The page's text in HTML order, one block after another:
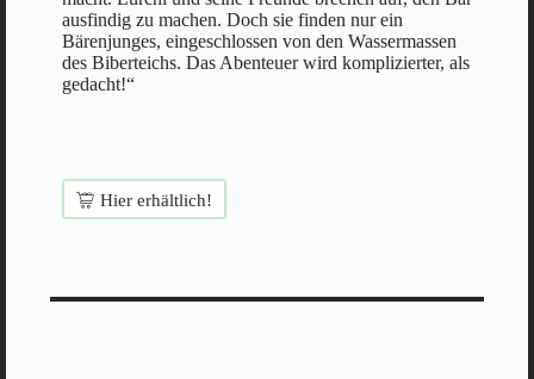
ausfindig zu machen. Doch sie finden nur ein
Bärenjunges, eingeschlossen von den Wassermassen
des Biberteichs. Das Abenteuer wird komplizierter, als
gedacht!“
Hier erhältlich!